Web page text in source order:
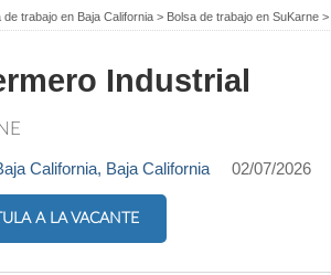
de trabajo en Baja California > Bolsa de trabajo en SuKarne >
Industrial
California, Baja California 02/07/2026
A LA VACANTE